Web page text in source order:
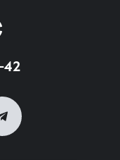
42